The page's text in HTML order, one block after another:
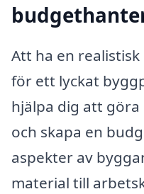
Att ha en
för ett lyckat
hjälpa dig att
och skapa en
aspekter av
material till